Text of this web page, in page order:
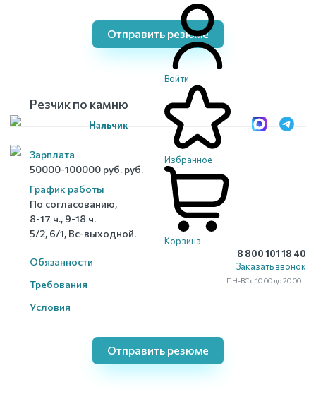
Нальчик
Войти
Избранное
Корзина
8 800 101 18 40
Заказать звонок
ПН-ВС с 10:00 до 20:00
Отправить резюме
Резчик по камню
Зарплата
50000-100000 руб. руб.
График работы
По согласованию,
8-17 ч., 9-18 ч.
5/2, 6/1, Вс-выходной.
Обязанности
Требования
Условия
Отправить резюме